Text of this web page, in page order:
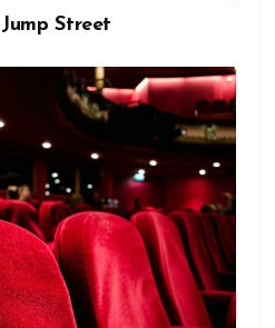
Street